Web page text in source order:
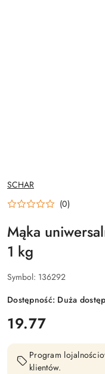
NAZWA
PRODUCENTA:
SCHAR
(0)
Mąka
1 kg
Symbol: 136292
Dostępność: Duża
cena:
19.77
Program
klientów.